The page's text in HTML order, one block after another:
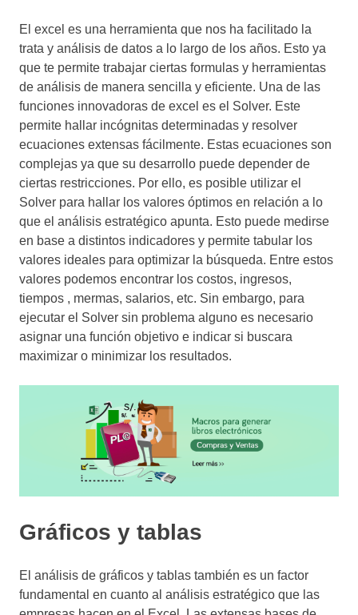
El excel es una herramienta que nos ha facilitado la
trata y análisis de datos a lo largo de los años. Esto ya
que te permite trabajar ciertas formulas y herramientas
de análisis de manera sencilla y eficiente. Una de las
funciones innovadoras de excel es el Solver. Este
permite hallar incógnitas determinadas y resolver
ecuaciones extensas fácilmente. Estas ecuaciones son
complejas ya que su desarrollo puede depender de
ciertas restricciones. Por ello, es posible utilizar el
Solver para hallar los valores óptimos en relación a lo
que el análisis estratégico apunta. Esto puede medirse
en base a distintos indicadores y permite tabular los
valores ideales para optimizar la búsqueda. Entre estos
valores podemos encontrar los costos, ingresos,
tiempos , mermas, salarios, etc. Sin embargo, para
ejecutar el Solver sin problema alguno es necesario
asignar una función objetivo e indicar si buscara
maximizar o minimizar los resultados.
Gráficos y tablas
El análisis de gráficos y tablas también es un factor
fundamental en cuanto al análisis estratégico que las